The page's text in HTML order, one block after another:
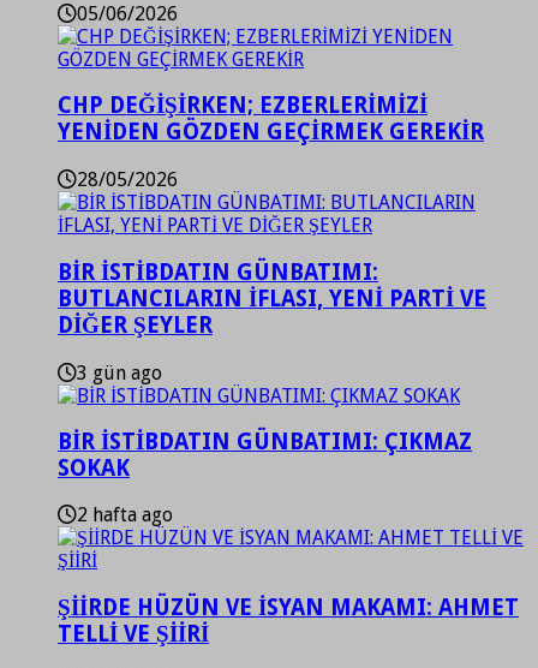
05/06/2026
CHP DEĞİŞİRKEN; EZBERLERİMİZİ
YENİDEN GÖZDEN GEÇİRMEK GEREKİR
28/05/2026
BİR İSTİBDATIN GÜNBATIMI:
BUTLANCILARIN İFLASI, YENİ PARTİ VE
DİĞER ŞEYLER
3 gün ago
BİR İSTİBDATIN GÜNBATIMI: ÇIKMAZ
SOKAK
2 hafta ago
ŞİİRDE HÜZÜN VE İSYAN MAKAMI: AHMET
TELLİ VE ŞİİRİ